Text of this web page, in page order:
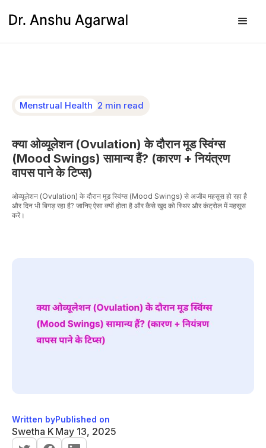
Menstrual Health 2 min read
क्या ओव्यूलेशन (Ovulation) के दौरान मूड स्विंग्स
(Mood Swings) सामान्य हैं? (कारण + नियंत्रण
वापस पाने के टिप्स)
ओव्यूलेशन (Ovulation) के दौरान मूड स्विंग्स (Mood Swings) से अजीब महसूस हो रहा है
और दिन भी बिगड़ रहा है? जानिए ऐसा क्यों होता है और कैसे खुद को स्थिर और कंट्रोल में महसूस
करें।
Written by
Swetha K
Published on
May 13, 2025